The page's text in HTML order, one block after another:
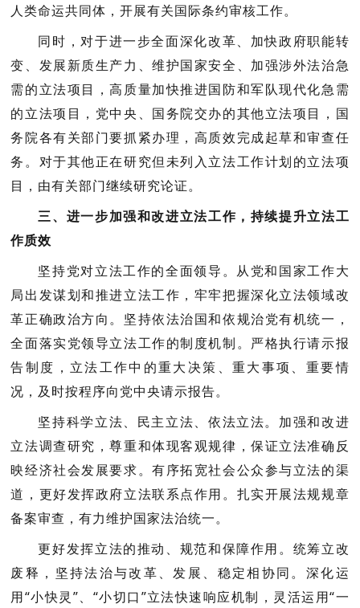
人类命运共同体，开展有关国际条约审核工作。
同时，对于进一步全面深化改革、加快政府职能转
变、发展新质生产力、维护国家安全、加强涉外法治急
需的立法项目，高质量加快推进国防和军队现代化急需
的立法项目，党中央、国务院交办的其他立法项目，国
务院各有关部门要抓紧办理，高质效完成起草和审查任
务。对于其他正在研究但未列入立法工作计划的立法项
目，由有关部门继续研究论证。
三、进一步加强和改进立法工作，持续提升立法工
作质效
坚持党对立法工作的全面领导。 从党和国家工作大
局出发谋划和推进立法工作，牢牢把握深化立法领域改
革正确政治方向。坚持依法治国和依规治党有机统一，
全面落实党领导立法工作的制度机制。严格执行请示报
告制度，立法工作中的重大决策、重大事项、重要情
况，及时按程序向党中央请示报告。
坚持科学立法、民主立法、依法立法。 加强和改进
立法调查研究，尊重和体现客观规律，保证立法准确反
映经济社会发展要求。有序拓宽社会公众参与立法的渠
道，更好发挥政府立法联系点作用。扎实开展法规规章
备案审查，有力维护国家法治统一。
更好发挥立法的推动、规范和保障作用。 统筹立改
废释，坚持法治与改革、发展、稳定相协同。深化运
用“小快灵”、“小切口”立法快速响应机制，灵活运用“一